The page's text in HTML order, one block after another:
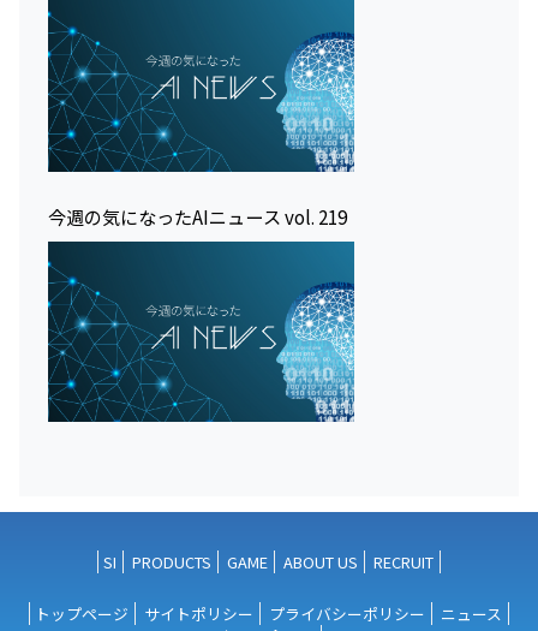
今週の気になったAIニュース vol. 219
SI PRODUCTS GAME ABOUT US RECRUIT
トップページ サイトポリシー プライバシーポリシー
ニュース